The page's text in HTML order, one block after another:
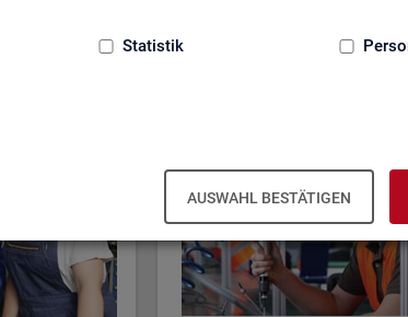
Statistik
AUSWAHL BESTÄTIGEN